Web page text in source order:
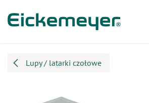
Lupy / latarki czołowe